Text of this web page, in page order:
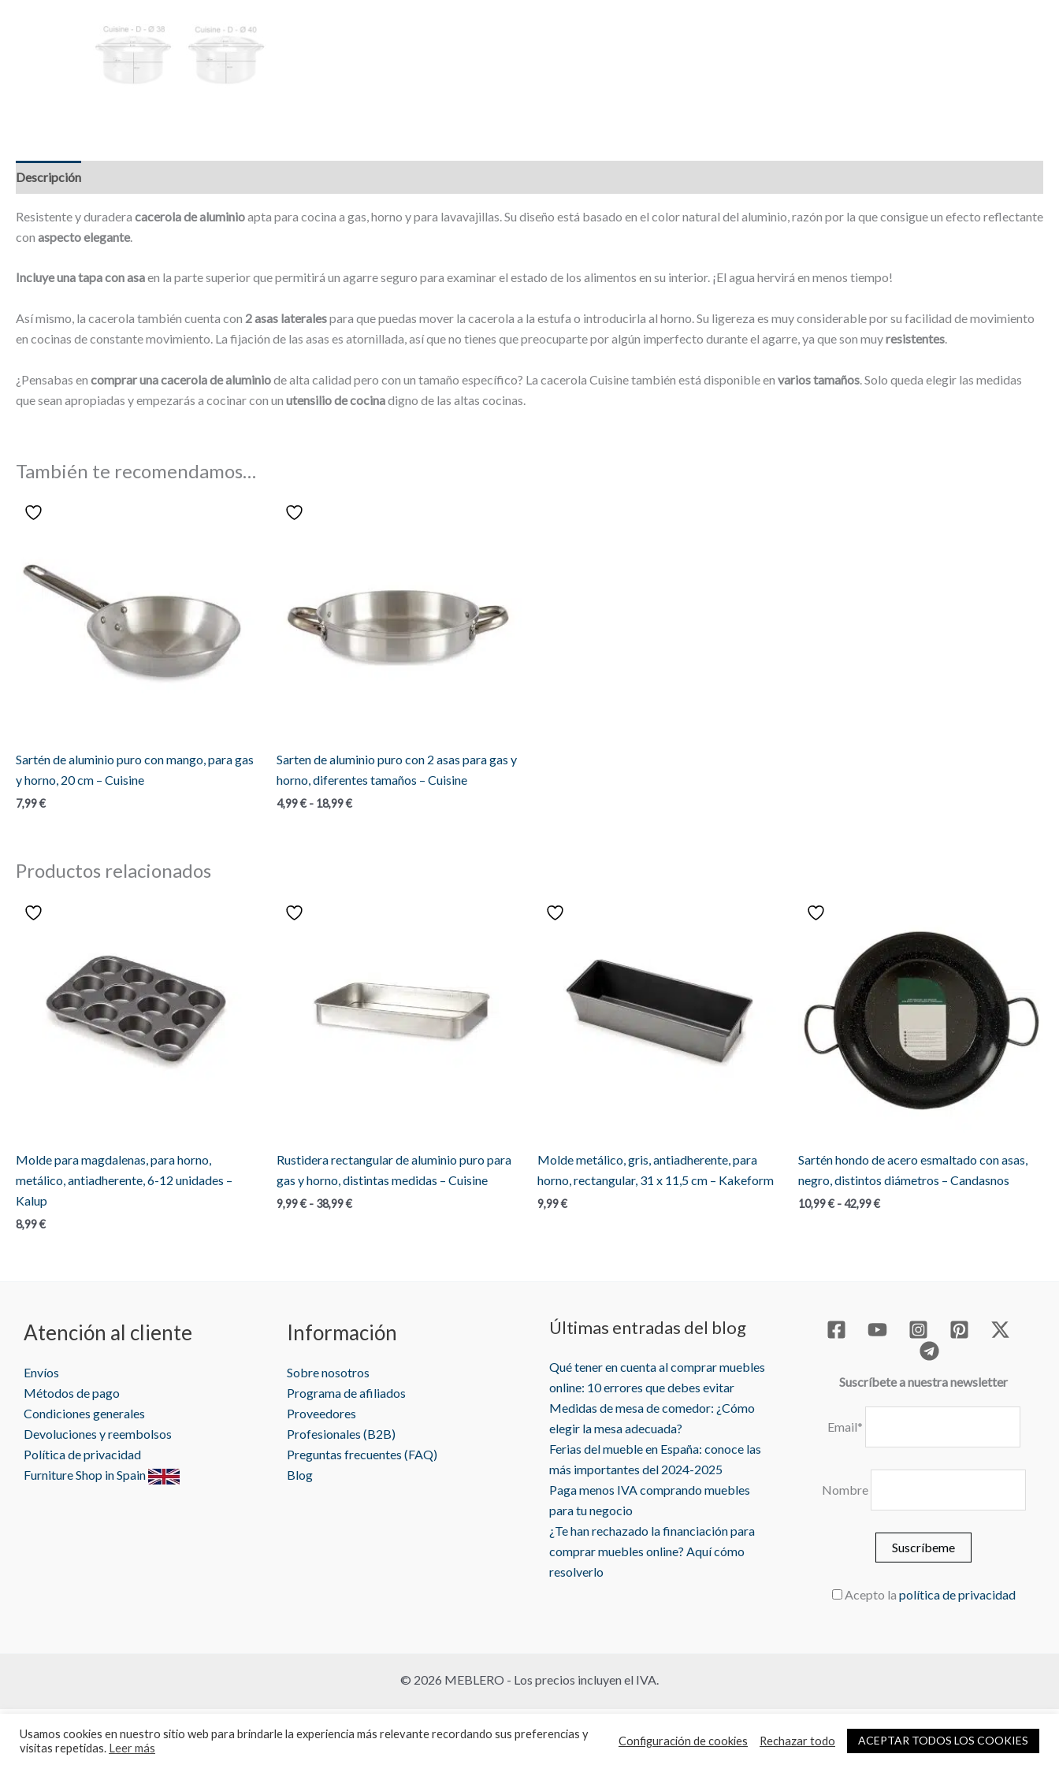
Descripción
Resistente y duradera cacerola de aluminioapta para cocina a gas, horno y para lavavajillas. Su diseño está basado en el color natural del aluminio, razón por la que consigue un efecto reflectante
con aspecto elegante.
Incluye una tapa con asaen la parte superior que permitirá un agarre seguro para examinar el estado de los alimentos en su interior. ¡El agua hervirá en menos tiempo!
Así mismo, la cacerola también cuenta con 2 asas lateralespara que puedas mover la cacerola a la estufa o introducirla al horno. Su ligereza es muy considerable por su facilidad de movimiento
en cocinas de constante movimiento. La fijación de las asas es atornillada, así que no tienes que preocuparte por algún imperfecto durante el agarre, ya que son muyresistentes.
¿Pensabas en comprar una cacerola de aluminiode alta calidad pero con un tamaño específico? La cacerola Cuisine también está disponible en varios tamaños . Solo queda elegir las medidas
que sean apropiadas y empezarás a cocinar con un utensilio de cocinadigno de las altas cocinas.
También te recomendamos…
Sartén de aluminio puro con mango, para gas
y horno, 20 cm – Cuisine
7,99€
Sarten de aluminio puro con 2 asas para gas y
horno, diferentes tamaños – Cuisine
4,99€ - 18,99€Rango
Productos relacionados
Molde para magdalenas, para horno,
metálico, antiadherente, 6-12 unidades –
Kalup
8,99€
Rustidera rectangular de aluminio puro para
gas y horno, distintas medidas – Cuisine
9,99€ - 38,99€Rango
Molde metálico, gris, antiadherente, para
horno, rectangular, 31 x 11,5 cm – Kakeform
9,99€
Sartén hondo de acero esmaltado con asas,
negro, distintos diámetros – Candasnos
10,99€ -42,99€Rango
Atención al cliente
Envíos
Métodos de pago
Condiciones generales
Devoluciones y reembolsos
Política de privacidad
Furniture Shop in Spain
Información
Sobre nosotros
Programa de afiliados
Proveedores
Profesionales (B2B)
Preguntas frecuentes (FAQ)
Blog
Últimas entradas del blog
Qué tener en cuenta al comprar muebles
online: 10 errores que debes evitar
Medidas de mesa de comedor: ¿Cómo
elegir la mesa adecuada?
Ferias del mueble en España: conoce las
más importantes del 2024-2025
Paga menos IVA comprando muebles
para tu negocio
¿Te han rechazado la financiación para
comprar muebles online? Aquí cómo
resolverlo
Suscríbete a nuestra newsletter
Email*
Nombre
Acepto la política de privacidad
© 2026 MEBLERO - Los precios incluyen el IVA.
Usamos cookies en nuestro sitio web para brindarle la experiencia más relevante recordando sus preferencias y
visitas repetidas. Leer más
Configuración de cookies Rechazar todo ACEPTAR TODOS LOS COOKIES
Español